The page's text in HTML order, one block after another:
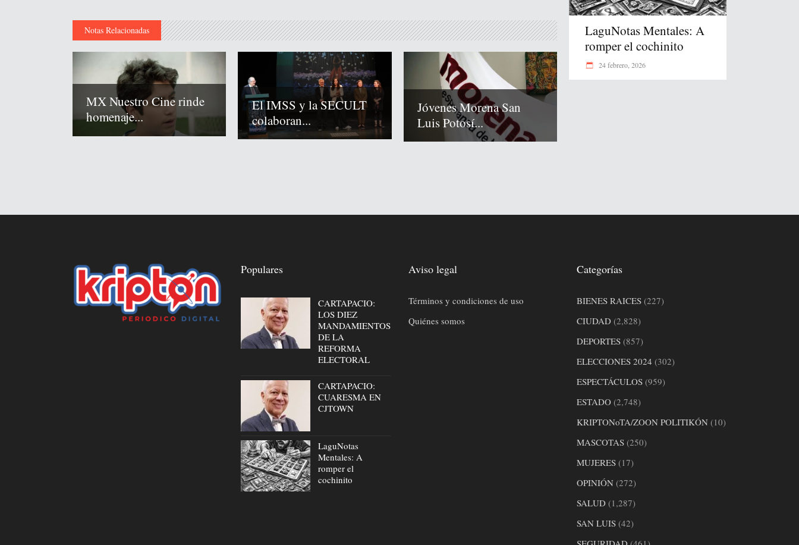
Notas Relacionadas
MX Nuestro Cine rinde
homenaje...
El IMSS y la SECULT
colaboran...
Jóvenes Morena San
Luis Potosí...
LaguNotas Mentales: A
romper el cochinito
24 febrero, 2026
Populares
CARTAPACIO:
LOS DIEZ
MANDAMIENTOS
DE LA
REFORMA
ELECTORAL
CARTAPACIO:
CUARESMA EN
CJTOWN
LaguNotas
Mentales: A
romper el
cochinito
Aviso legal
Términos y condiciones de uso
Quiénes somos
Categorías
BIENES RAICES(227)
CIUDAD(2,828)
DEPORTES(857)
ELECCIONES 2024 (302)
ESPECTÁCULOS(959)
ESTADO(2,748)
KRIPTONoTA/ZOON POLITIKÓN(10)
MASCOTAS(250)
MUJERES(17)
OPINIÓN(272)
SALUD(1,287)
SAN LUIS(42)